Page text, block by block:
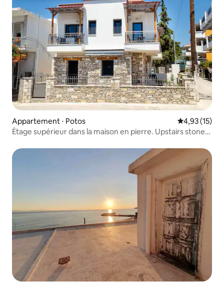
Appartement ⋅ Potos Évaluation
4,93 (15)
Étage supérieur dans la maison en pierre. Upstairs stone